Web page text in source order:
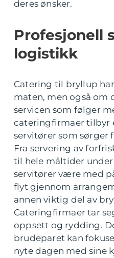
deres ønsker.
Profesjonell
logistikk
Catering til bryllup
maten, men også om
servicen som følger
cateringfirmaer tilbyr
servitører som sørger
Fra servering av
til hele måltider
servitører være med
flyt gjennom
annen viktig del av
Cateringfirmaer tar
oppsett og rydding.
brudeparet kan
nyte dagen med sine